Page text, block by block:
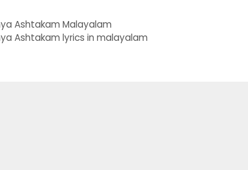
Ashtakam Malayalam
Ashtakam lyrics in malayalam